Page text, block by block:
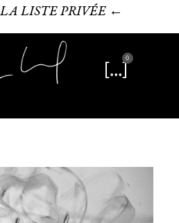
LISTE PRIVÉE ←
0